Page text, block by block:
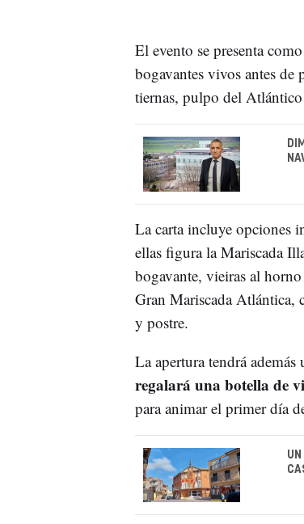
El evento se presenta como
bogavantes vivos antes de
tiernas, pulpo del
La carta incluye opciones
ellas figura la Mariscada
bogavante, vieiras al
Gran Mariscada Atlántica,
y postre.
La apertura tendrá además
regalará una botella de
para animar el primer día